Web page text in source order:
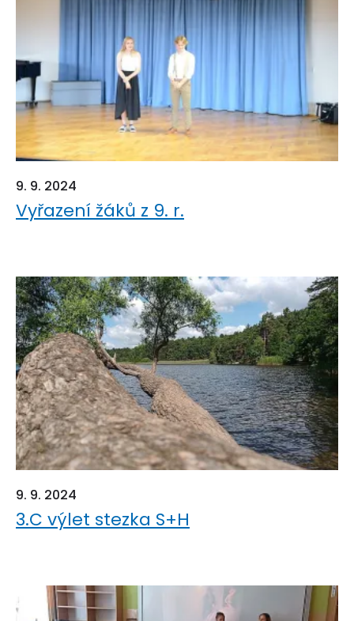
9. 9. 2024
Vyřazení žáků z 9. r.
9. 9. 2024
3.C výlet stezka S+H